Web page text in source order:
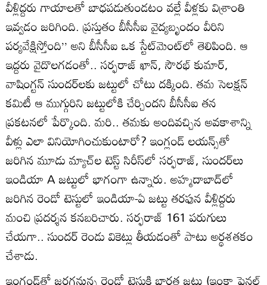
వీళ్లిద్దరు గాయాలతో బాధపడుతుండటం వల్లే వీళ్లకు విశ్రాంతి
ఇవ్వడం జరిగింది. ప్రస్తుతం బీసీసీఐ వైద్యబృందం వీరిని
పర్యవేక్షిస్తోంది’’ అని బీసీసీఐ ఒక స్టేట్‌మెంట్‌లో తెలిపింది. ఆ
ఇద్దరు వైదొలగడంతో.. సర్ఫరాజ్ ఖాన్, సౌరభ్ కుమార్,
వాషింగ్టన్ సుందర్‌లకు జట్టులో చోటు దక్కింది. తమ సెలక్షన్
కమిటీ ఆ ముగ్గురిని జట్టులోకి చేర్చిందని బీసీసీఐ తన
ప్రకటనలో పేర్కొంది. మరి.. తమకు అందివచ్చిన అవకాశాన్ని
వీళ్లు ఎలా వినియోగించుకుంటారో? ఇంగ్లండ్ లయన్స్‌తో
జరిగిన మూడు మ్యాచ్‌ల టెస్ట్ సిరీస్‌లో సర్ఫరాజ్, సుందర్‌లు
ఇండియా A జట్టులో భాగంగా ఉన్నారు. అహ్మదాబాద్‌లో
జరిగిన రెండో టెస్టులో ఇండియా-ఏ జట్టు తరఫున వీళ్లిద్దరు
మంచి ప్రదర్శన కనబరిచారు. సర్ఫరాజ్ 161 పరుగులు
చేయగా.. సుందర్ రెండు వికెట్లు తీయడంతో పాటు అర్థశతకం
చేశాడు.
ఇంగ్లండ్‌తో జరగనున్న రెండో టెస్టుకి భారత జట్టు (ఇంకా ఫైనల్